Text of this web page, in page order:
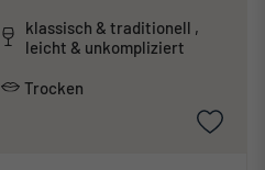
klassisch & traditionell ,
leicht & unkompliziert
Trocken